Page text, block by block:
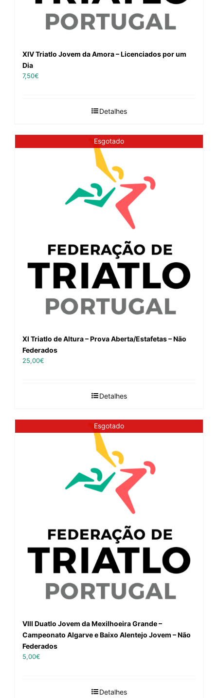
XIV Triatlo Jovem da Amora – Licenciados por um
Dia
7,50€
Detalhes
Esgotado
XI Triatlo de Altura – Prova Aberta/Estafetas – Não
Federados
25,00€
Detalhes
Esgotado
VIII Duatlo Jovem da Mexilhoeira Grande –
Campeonato Algarve e Baixo Alentejo Jovem – Não
Federados
5,00€
Detalhes